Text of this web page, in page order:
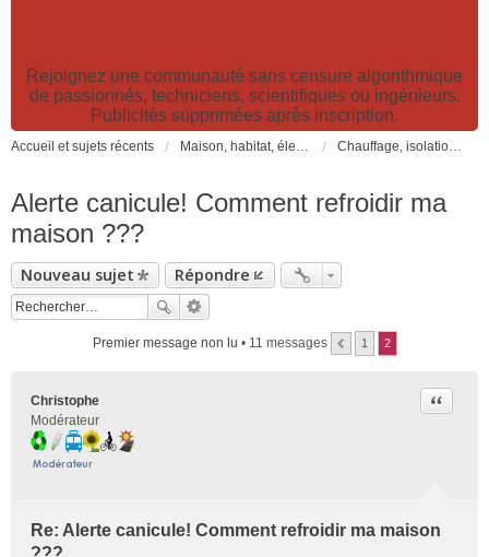
Rejoignez une communauté sans censure algorithmique
de passionnés, techniciens, scientifiques ou ingénieurs.
Publicités supprimées après inscription.
Accueil et sujets récents Maison, habitat, électricité et jardin. Travaux et bricolage. Chauffage, isolation, ventilation, VMC, refroidissement...
Alerte canicule! Comment refroidir ma
maison ???
Nouveau sujet Répondre
Premier message non lu • 11 messages 1 2
Christophe
Modérateur
Re: Alerte canicule! Comment refroidir ma maison
???
Citer